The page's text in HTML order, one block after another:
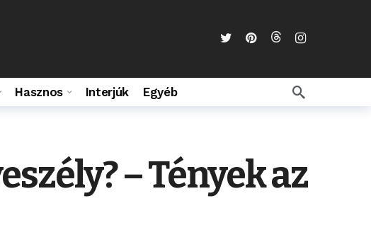
Hasznos Interjúk Egyéb
– Tények az